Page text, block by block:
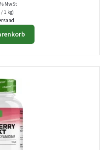
MwSt.
/ 1 kg)